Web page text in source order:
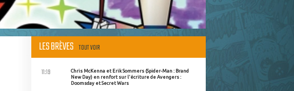
LES BRÈVES TOUT VOIR
Chris McKenna et Erik Sommers (Spider-Man : Brand
New Day) en renfort sur l'écriture de Avengers :
Doomsday et Secret Wars
11:19